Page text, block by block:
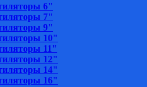
6"
7"
9"
10"
11"
12"
14"
16"